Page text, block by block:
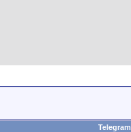
Telegram